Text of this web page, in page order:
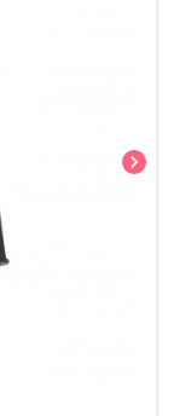
chevron_right